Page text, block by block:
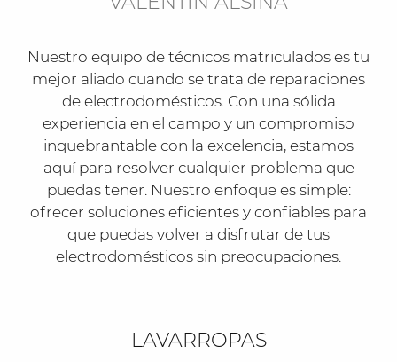
Nuestro equipo de técnicos matriculados es tu
mejor aliado cuando se trata de reparaciones
de electrodomésticos. Con una sólida
experiencia en el campo y un compromiso
inquebrantable con la excelencia, estamos
aquí para resolver cualquier problema que
puedas tener. Nuestro enfoque es simple:
ofrecer soluciones eficientes y confiables para
que puedas volver a disfrutar de tus
electrodomésticos sin preocupaciones.
LAVARROPAS